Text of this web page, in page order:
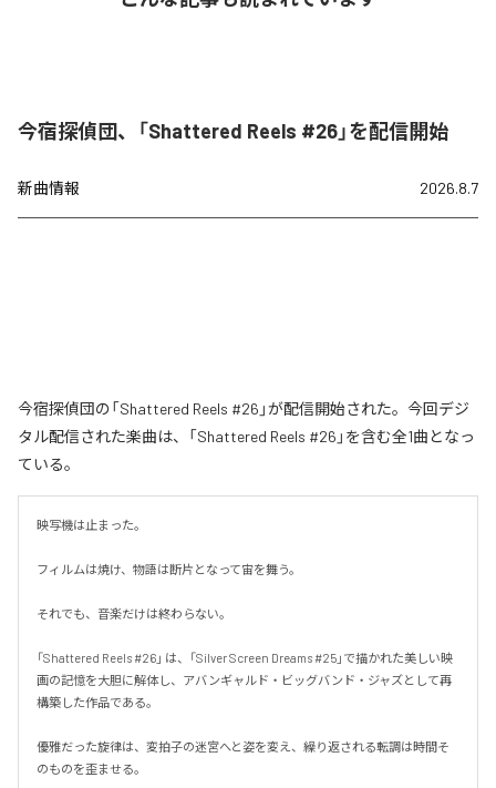
今宿探偵団、「Shattered Reels #26」を配信開始
新曲情報 2026.8.7
今宿探偵団の「Shattered Reels #26」が配信開始された。今回デジ
タル配信された楽曲は、「Shattered Reels #26」を含む全1曲となっ
ている。
映写機は止まった。
フィルムは焼け、物語は断片となって宙を舞う。
それでも、音楽だけは終わらない。
「Shattered Reels #26」 は、「Silver Screen Dreams #25」で描かれた美しい映
画の記憶を大胆に解体し、アバンギャルド・ビッグバンド・ジャズとして再
構築した作品である。
優雅だった旋律は、変拍子の迷宮へと姿を変え、繰り返される転調は時間そ
のものを歪ませる。